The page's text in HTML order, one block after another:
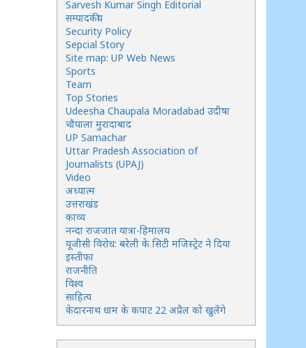
Sarvesh Kumar Singh Editorial
सम्पादकीय
Security Policy
Sepcial Story
Site map: UP Web News
Sports
Team
Top Stories
Udeesha Chaupala Moradabad उदीषा
चौपाला मुरादाबाद
UP Samachar
Uttar Pradesh Association of
Journalists (UPAJ)
Video
अध्यात्म
उत्तराखंड
काव्य
नन्दा राजजात यात्रा-हिमालय
यूजीसी विरोध: बरेली के सिटी मजिस्ट्रेट ने दिया
इस्तीफा
राजनीति
विश्व
साहित्य
केदारनाथ धाम के कपाट 22 अप्रैल को खुलेंगे